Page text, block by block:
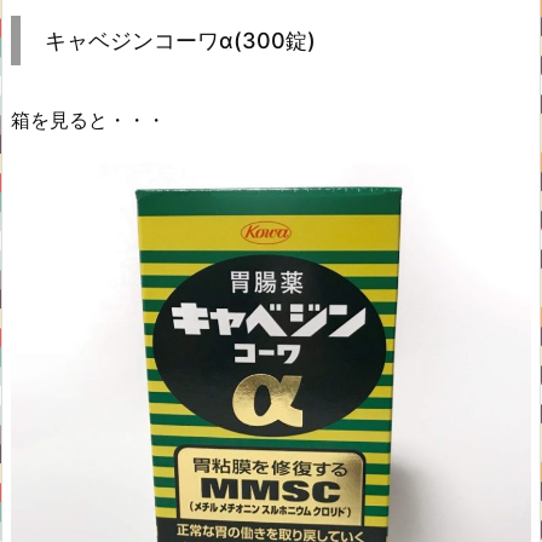
キャベジンコーワα(300錠)
箱を見ると・・・